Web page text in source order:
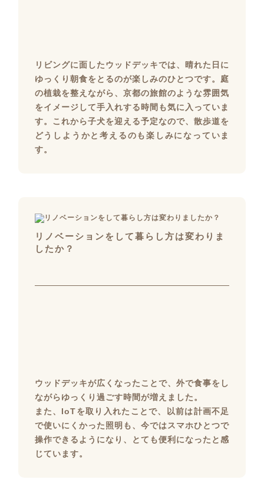
リビングに面したウッドデッキでは、晴れた日に
ゆっくり朝食をとるのが楽しみのひとつです。庭
の植栽を整えながら、京都の旅館のような雰囲気
をイメージして手入れする時間も気に入っていま
す。これから子犬を迎える予定なので、散歩道を
どうしようかと考えるのも楽しみになっていま
す。
リノベーションをして暮らし方は変わりま
したか？
ウッドデッキが広くなったことで、外で食事をし
ながらゆっくり過ごす時間が増えました。
また、IoTを取り入れたことで、以前は計画不足
で使いにくかった照明も、今ではスマホひとつで
操作できるようになり、とても便利になったと感
じています。